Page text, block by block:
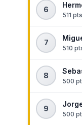
6
511 pts
7
510
8
500
9
500